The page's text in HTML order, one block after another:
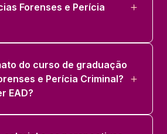
Forenses e Perícia
do curso de graduação
e Perícia Criminal?
EAD?